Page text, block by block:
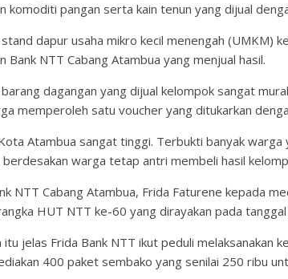
komoditi pangan serta kain tenun yang dijual
dapur usaha mikro kecil menengah (UMKM)
Bank NTT Cabang Atambua yang menjual hasil.
dagangan yang dijual kelompok sangat
memperoleh satu voucher yang ditukarkan
Atambua sangat tinggi. Terbukti banyak
berdesakan warga tetap antri membeli hasil
NTT Cabang Atambua, Frida Faturene kepada
HUT NTT ke-60 yang dirayakan pada
itu jelas Frida Bank NTT ikut peduli melaksanakan
400 paket sembako yang senilai 250 ribu